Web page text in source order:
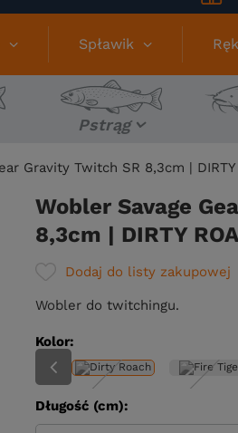
Spławik
Pstrąg
Gravity Twitch SR 8,3cm |
Wobler Savage
8,3cm | DIRTY
Dodaj do listy zakupowej
Wobler do twitchingu.
Kolor
Długość (cm)